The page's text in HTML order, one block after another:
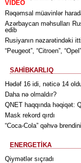
VİDEO
Rəqəmsal müavinlər
Azərbaycan məhsulları
edib
Rusiyanın nəzarətindəki
“Peugeot”, “Citroen”,
SAHİBKARLIQ
Hədəf 16 idi, nəticə 14
Daha nə olmaldır?
QNET haqqında həqiqət:
Mask rekord qırdı
“Coca-Cola” qəhvə
ENERGETİKA
Qiymətlər sıçradı